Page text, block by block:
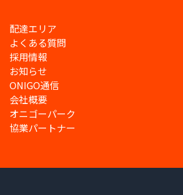
配達エリア
よくある質問
採用情報
お知らせ
ONIGO通信
会社概要
オニゴーパーク
協業パートナー